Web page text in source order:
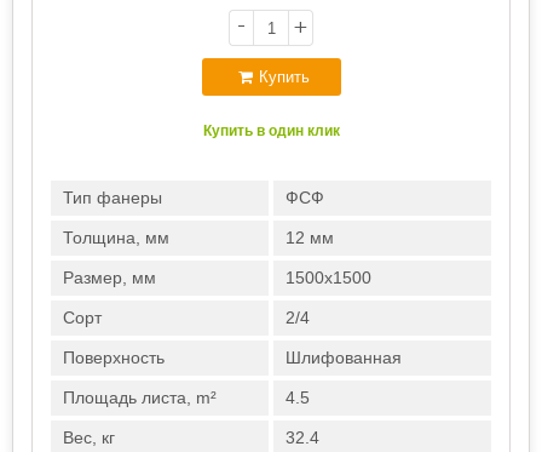
- +
Купить
Купить в один клик
Тип фанеры ФСФ
Толщина, мм 12 мм
Размер, мм 1500х1500
Сорт 2/4
Поверхность Шлифованная
Площадь листа, m² 4.5
Вес, кг 32.4